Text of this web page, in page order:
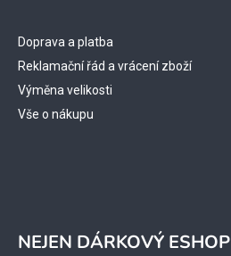
Doprava a platba
Reklamační řád a vrácení zboží
Výměna velikosti
Vše o nákupu
NEJEN DÁRKOVÝ ESHOP